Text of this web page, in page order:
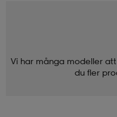
Vi har många modeller
du fler